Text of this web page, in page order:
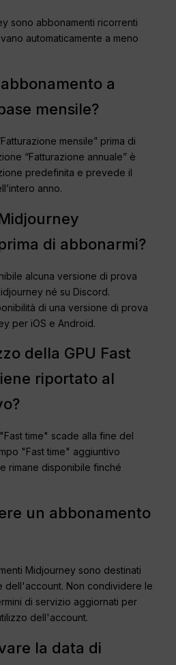
sono abbonamenti ricorrenti
automaticamente a meno
a
mensile?
mensile” prima di
“Fatturazione annuale” è
predefinita e prevede il
anno.
di abbonarmi?
alcuna versione di prova
né su Discord.
di una versione di prova
per iOS e Android.
della GPU Fast
riportato al
time" scade alla fine del
"Fast time" aggiuntivo
rimane disponibile finché
un abbonamento
Midjourney sono destinati
dell'account. Non condividere le
di servizio aggiornati per
dell'account.
la data di